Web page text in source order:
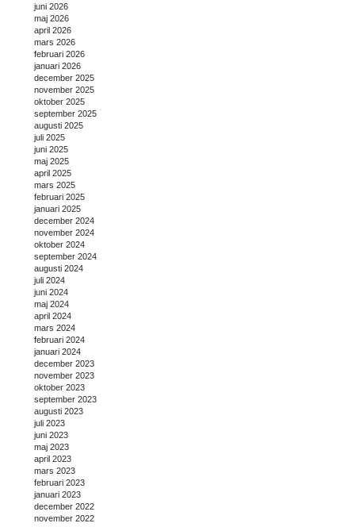
juni 2026
maj 2026
april 2026
mars 2026
februari 2026
januari 2026
december 2025
november 2025
oktober 2025
september 2025
augusti 2025
juli 2025
juni 2025
maj 2025
april 2025
mars 2025
februari 2025
januari 2025
december 2024
november 2024
oktober 2024
september 2024
augusti 2024
juli 2024
juni 2024
maj 2024
april 2024
mars 2024
februari 2024
januari 2024
december 2023
november 2023
oktober 2023
september 2023
augusti 2023
juli 2023
juni 2023
maj 2023
april 2023
mars 2023
februari 2023
januari 2023
december 2022
november 2022